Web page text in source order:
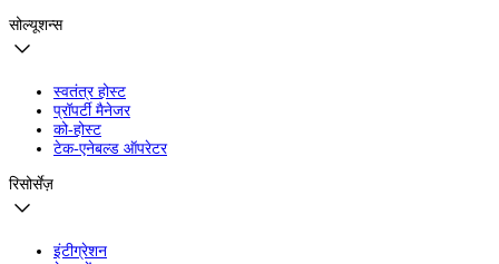
सोल्यूशन्स
स्वतंत्र होस्ट
प्रॉपर्टी मैनेजर
को-होस्ट
टेक-एनेबल्ड ऑपरेटर
रिसोर्सेज़
इंटीग्रेशन